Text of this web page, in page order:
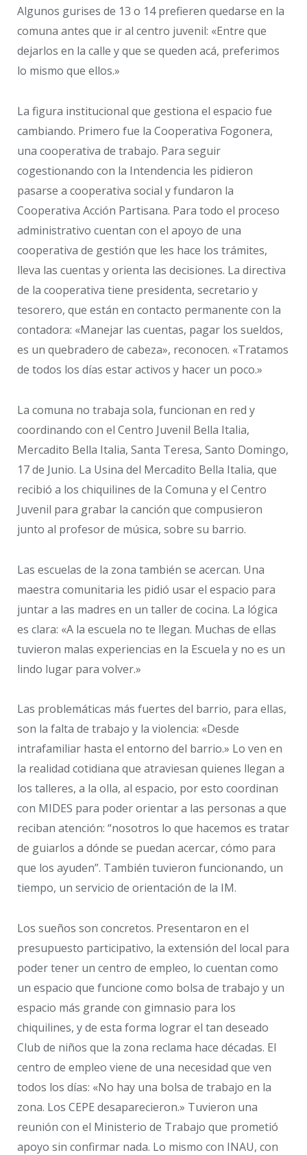
Algunos gurises de 13 o 14 prefieren quedarse en la
comuna antes que ir al centro juvenil: «Entre que
dejarlos en la calle y que se queden acá, preferimos
lo mismo que ellos.»
La figura institucional que gestiona el espacio fue
cambiando. Primero fue la Cooperativa Fogonera,
una cooperativa de trabajo. Para seguir
cogestionando con la Intendencia les pidieron
pasarse a cooperativa social y fundaron la
Cooperativa Acción Partisana. Para todo el proceso
administrativo cuentan con el apoyo de una
cooperativa de gestión que les hace los trámites,
lleva las cuentas y orienta las decisiones. La directiva
de la cooperativa tiene presidenta, secretario y
tesorero, que están en contacto permanente con la
contadora: «Manejar las cuentas, pagar los sueldos,
es un quebradero de cabeza», reconocen. «Tratamos
de todos los días estar activos y hacer un poco.»
La comuna no trabaja sola, funcionan en red y
coordinando con el Centro Juvenil Bella Italia,
Mercadito Bella Italia, Santa Teresa, Santo Domingo,
17 de Junio. La Usina del Mercadito Bella Italia, que
recibió a los chiquilines de la Comuna y el Centro
Juvenil para grabar la canción que compusieron
junto al profesor de música, sobre su barrio.
Las escuelas de la zona también se acercan. Una
maestra comunitaria les pidió usar el espacio para
juntar a las madres en un taller de cocina. La lógica
es clara: «A la escuela no te llegan. Muchas de ellas
tuvieron malas experiencias en la Escuela y no es un
lindo lugar para volver.»
Las problemáticas más fuertes del barrio, para ellas,
son la falta de trabajo y la violencia: «Desde
intrafamiliar hasta el entorno del barrio.» Lo ven en
la realidad cotidiana que atraviesan quienes llegan a
los talleres, a la olla, al espacio, por esto coordinan
con MIDES para poder orientar a las personas a que
reciban atención: “nosotros lo que hacemos es tratar
de guiarlos a dónde se puedan acercar, cómo para
que los ayuden”. También tuvieron funcionando, un
tiempo, un servicio de orientación de la IM.
Los sueños son concretos. Presentaron en el
presupuesto participativo, la extensión del local para
poder tener un centro de empleo, lo cuentan como
un espacio que funcione como bolsa de trabajo y un
espacio más grande con gimnasio para los
chiquilines, y de esta forma lograr el tan deseado
Club de niños que la zona reclama hace décadas. El
centro de empleo viene de una necesidad que ven
todos los días: «No hay una bolsa de trabajo en la
zona. Los CEPE desaparecieron.» Tuvieron una
reunión con el Ministerio de Trabajo que prometió
apoyo sin confirmar nada. Lo mismo con INAU, con